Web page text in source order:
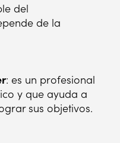
del
de la
: es un profesional
y que ayuda a
sus objetivos.